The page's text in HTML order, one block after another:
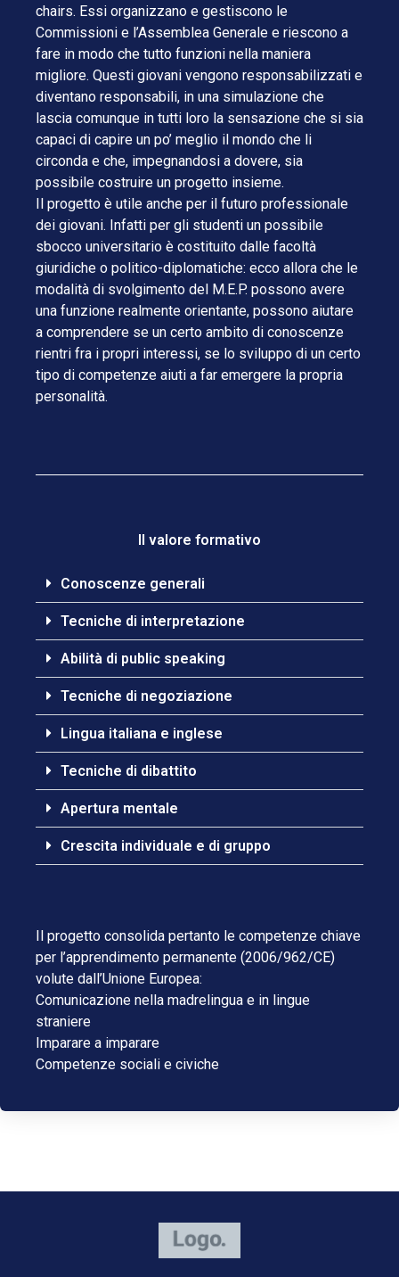
chairs. Essi organizzano e gestiscono le
Commissioni e l’Assemblea Generale e riescono a
fare in modo che tutto funzioni nella maniera
migliore. Questi giovani vengono responsabilizzati e
diventano responsabili, in una simulazione che
lascia comunque in tutti loro la sensazione che si sia
capaci di capire un po’ meglio il mondo che li
circonda e che, impegnandosi a dovere, sia
possibile costruire un progetto insieme.
Il progetto è utile anche per il futuro professionale
dei giovani. Infatti per gli studenti un possibile
sbocco universitario è costituito dalle facoltà
giuridiche o politico-diplomatiche: ecco allora che le
modalità di svolgimento del M.E.P. possono avere
una funzione realmente orientante, possono aiutare
a comprendere se un certo ambito di conoscenze
rientri fra i propri interessi, se lo sviluppo di un certo
tipo di competenze aiuti a far emergere la propria
personalità.
Il valore formativo
Conoscenze generali
Tecniche di interpretazione
Abilità di public speaking
Tecniche di negoziazione
Lingua italiana e inglese
Tecniche di dibattito
Apertura mentale
Crescita individuale e di gruppo
Il progetto consolida pertanto le competenze chiave
per l’apprendimento permanente (2006/962/CE)
volute dall’Unione Europea:
Comunicazione nella madrelingua e in lingue
straniere
Imparare a imparare
Competenze sociali e civiche